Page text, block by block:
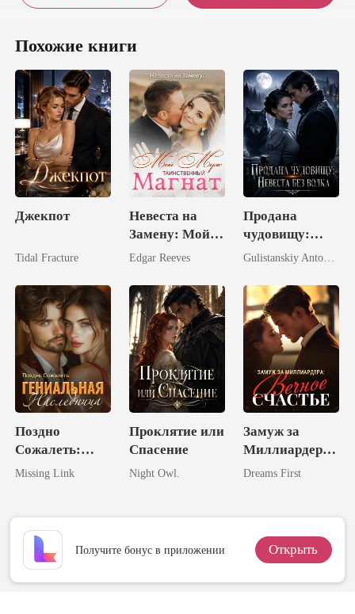
Похожие книги
Джекпот
Tidal Fracture
Невеста на
Замену: Мой
Муж –
Магнат
Edgar Reeves
Продана
чудовищу:
Невеста без
Gulistanskiy Antonova
Поздно
Сожалеть:
Гениальная
Missing Link
Проклятие или
Спасение
Night Owl.
Замуж за
Миллиардера:
Вечное
Dreams First
Получите бонус в приложении Открыть